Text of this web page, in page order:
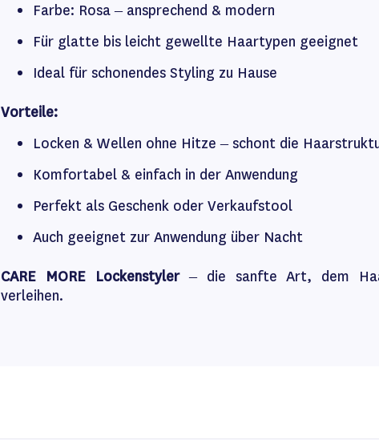
Farbe: Rosa – ansprechend & modern
Für glatte bis leicht gewellte Haartypen geeignet
Ideal für schonendes Styling zu Hause
Vorteile:
Locken & Wellen ohne Hitze – schont die
Komfortabel & einfach in der Anwendung
Perfekt als Geschenk oder Verkaufstool
Auch geeignet zur Anwendung über Nacht
CARE MORE Lockenstyler– die sanfte Art, dem
verleihen.